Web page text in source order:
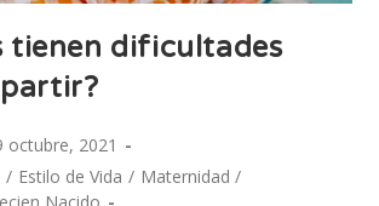
tienen dificultades
octubre, 2021
/ Estilo de Vida / Maternidad /